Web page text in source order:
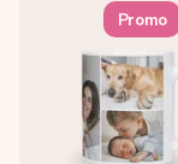
Promo